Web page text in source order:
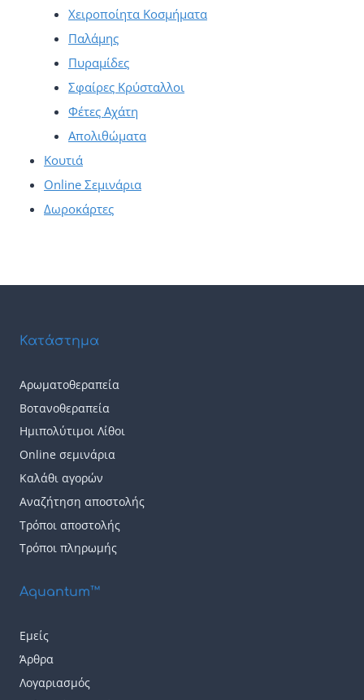
Χειροποίητα Κοσμήματα
Παλάμης
Πυραμίδες
Σφαίρες Κρύσταλλοι
Φέτες Αχάτη
Απολιθώματα
Κουτιά
Online Σεμινάρια
Δωροκάρτες
Κατάστημα
Αρωματοθεραπεία
Βοτανοθεραπεία
Ημιπολύτιμοι Λίθοι
Online σεμινάρια
Καλάθι αγορών
Αναζήτηση αποστολής
Τρόποι αποστολής
Τρόποι πληρωμής
Aquantum™
Εμείς
Άρθρα
Λογαριασμός